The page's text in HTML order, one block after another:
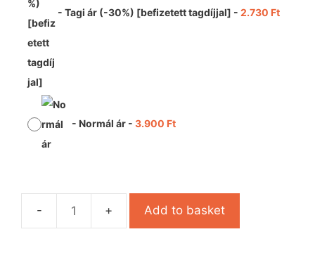
- Tagi ár (-30%) [befizetett tagdíjjal] - 2.730 Ft
- Normál ár - 3.900 Ft
Add to basket